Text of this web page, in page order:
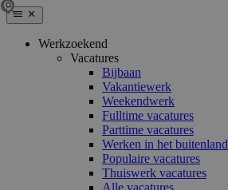
Werkzoekend
Vacatures
Bijbaan
Vakantiewerk
Weekendwerk
Fulltime vacatures
Parttime vacatures
Werken in het buitenland
Populaire vacatures
Thuiswerk vacatures
Alle vacatures